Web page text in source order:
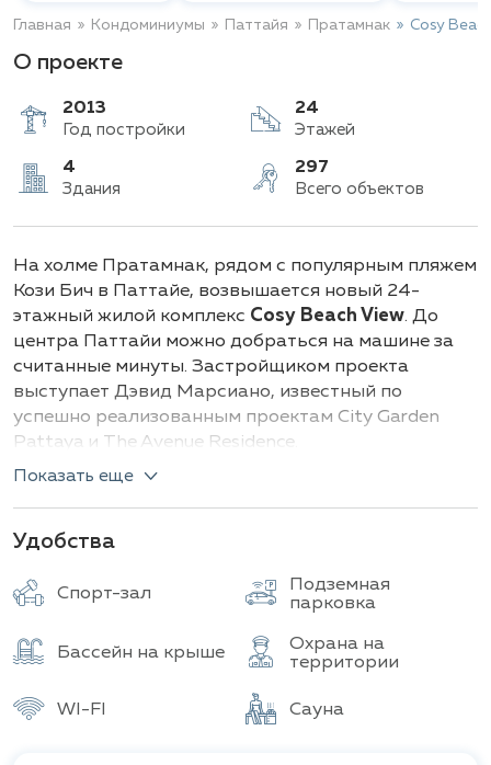
Главная Кондоминиумы Паттайя Пратамнак Cosy
О проекте
2013
Год постройки
24
Этажей
4
Здания
297
Всего объектов
На холме Пратамнак, рядом с популярным пляжем
Кози Бич в Паттайе, возвышается новый 24-
этажный жилой комплекс Cosy Beach View. До
центра Паттайи можно добраться на машине за
считанные минуты. Застройщиком проекта
выступает Дэвид Марсиано, известный по
успешно реализованным проектам City Garden
Pattaya и The Avenue Residence.
Cosy Beach View предлагает разнообразные
варианты проживания. Покупатели могут
выбрать студии, апартаменты с одной или двумя
роскошные пентхаусы на верхних этажах – всего
более 20 различных планировок. Расположенный
всего в 200 метрах от берега, комплекс
обеспечивает прекрасный вид на море из всех
Показать еще
Удобства
Спорт-зал
Подземная
парковка
Бассейн на крыше
Охрана на
территории
WI-FI Сауна